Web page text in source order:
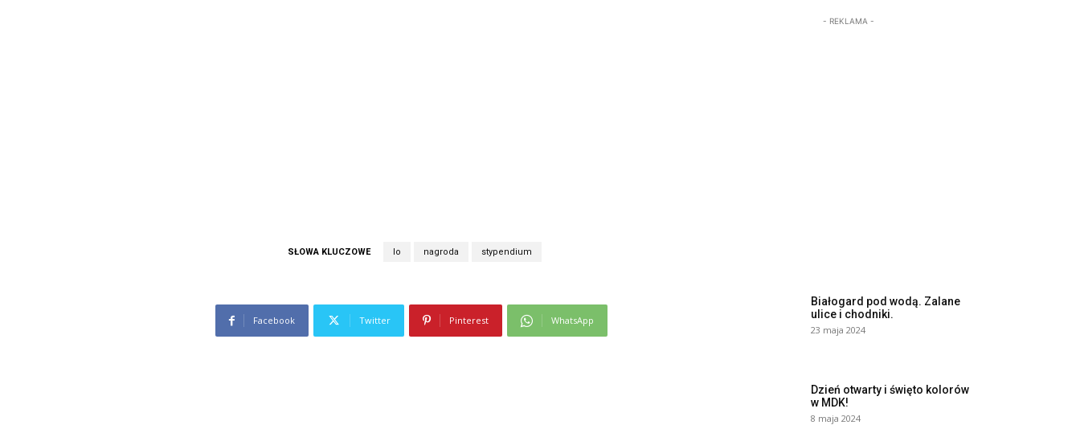
SŁOWA KLUCZOWE lo nagroda stypendium
Facebook Twitter Pinterest WhatsApp
- REKLAMA -
Białogard pod wodą. Zalane
ulice i chodniki.
23 maja 2024
Dzień otwarty i święto kolorów
w MDK!
8 maja 2024